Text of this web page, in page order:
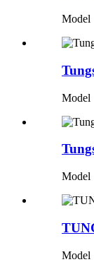
Model
Model
Model
Model